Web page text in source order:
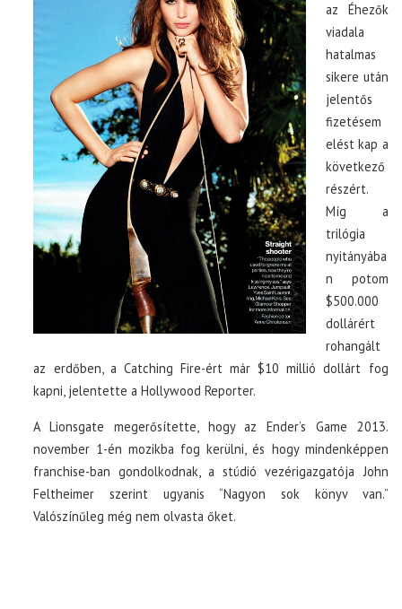
az Éhezők
viadala
hatalmas
sikere után
jelentős
fizetésem
elést kap a
következő
részért.
Míg a
trilógia
nyitányába
n potom
$500.000
dollárért
rohangált
az erdőben, a Catching Fire-ért már $10 millió dollárt fog
kapni, jelentette a Hollywood Reporter.
A Lionsgate megerősítette, hogy az Ender’s Game 2013.
november 1-én mozikba fog kerülni, és hogy mindenképpen
franchise-ban gondolkodnak, a stúdió vezérigazgatója John
Feltheimer szerint ugyanis “Nagyon sok könyv van.”
Valószínűleg még nem olvasta őket.